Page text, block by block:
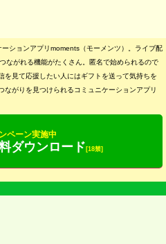
ションアプリmoments（モーメンツ）。ライブ配
ながれる機能がたくさん。匿名で始められるので
を見て応援したい人にはギフトを送って気持ちを
ながりを見つけられるコミュニケーションアプリ
ペーン実施中
ダウンロード [18禁]